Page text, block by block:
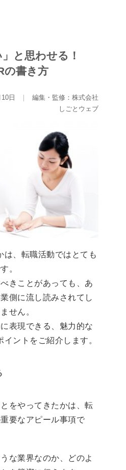
」と思わせる！
の書き方
日
編集・監修：株式会社
しごとウェブ
は、転職活動ではとても
。
きことがあっても、あ
側に流し読みされてし
せん。
表現できる、魅力的な
ントをご紹介します。
をやってきたかは、転
要なアピール事項で
な業界なのか、どのよ